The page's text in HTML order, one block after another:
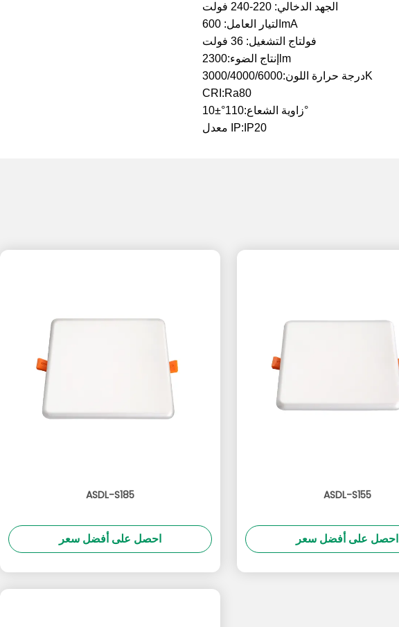
الجهد الدخالي: 220-240 فولت
التيار العامل: 600mA
فولتاج التشغيل: 36 فولت
إنتاج الضوء:2300lm
درجة حرارة اللون:3000/4000/6000K
CRI:Ra80
زاوية الشعاع:110°±10°
معدل IP:IP20
ASDL-S185
احصل على أفضل سعر
ASDL-S155
احصل على أفضل سعر